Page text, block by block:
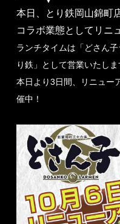
本日、とり鉄岡山錦町
コラボ業態としてリニ
ランチタイムは「どさん
り鉄」として営業いたしま
本日より3日間、リニュー
催中！